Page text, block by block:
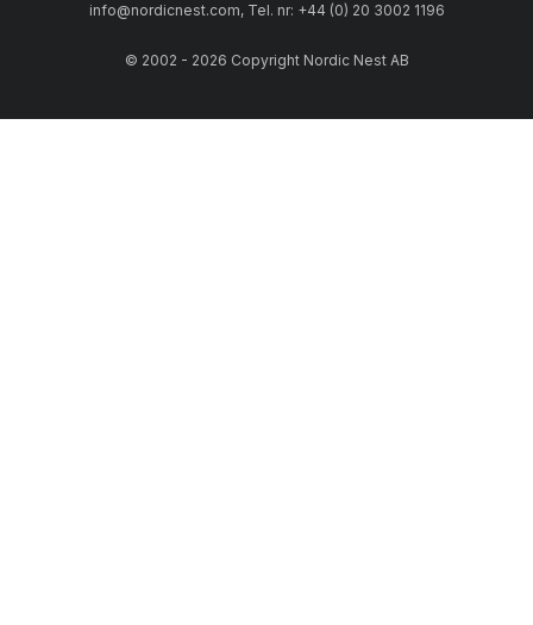
info@nordicnest.com, Tel. nr: +44 (0) 20 3002 1196
© 2002 - 2026 Copyright Nordic Nest AB